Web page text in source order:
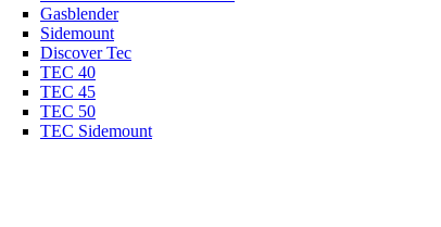
Gasblender
Sidemount
Discover Tec
TEC 40
TEC 45
TEC 50
TEC Sidemount